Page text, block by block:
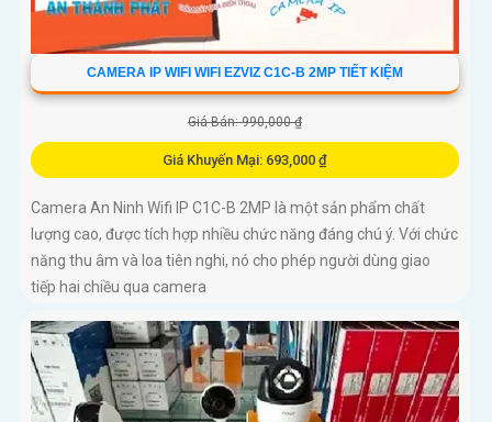
CAMERA IP WIFI WIFI EZVIZ C1C-B 2MP TIẾT KIỆM
Giá Bán: 990,000 ₫
Giá Khuyến Mại: 693,000 ₫
Camera An Ninh Wifi IP C1C-B 2MP là một sản phẩm chất
lượng cao, được tích hợp nhiều chức năng đáng chú ý. Với chức
năng thu âm và loa tiên nghi, nó cho phép người dùng giao
tiếp hai chiều qua camera